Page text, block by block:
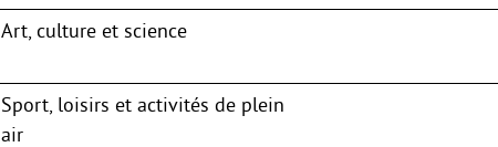
Art, culture et science
Sport, loisirs et activités de plein
air